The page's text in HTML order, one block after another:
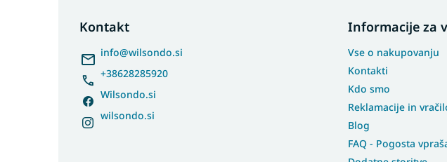
Kontakt
info@wilsondo.si
+38628285920
Wilsondo.si
wilsondo.si
Informacije za
Vse o nakupovanju
Kontakti
Kdo smo
Reklamacije in
Blog
FAQ - Pogosta